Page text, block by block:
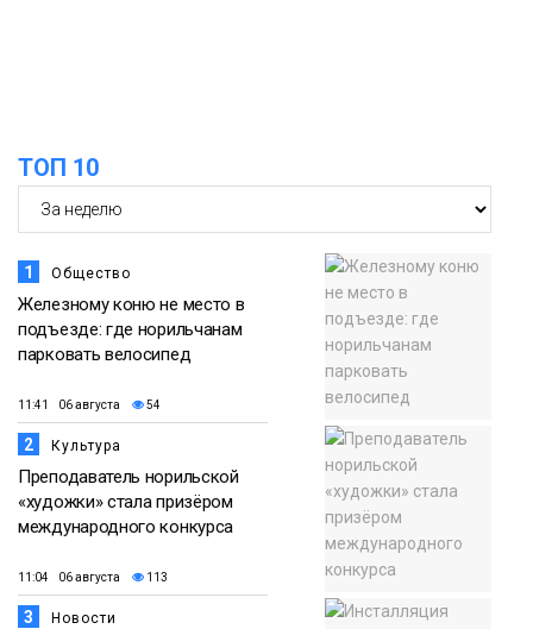
ТОП 10
1 Общество
Железному коню не место в
подъезде: где норильчанам
парковать велосипед
11:41 06 августа 54
2 Культура
Преподаватель норильской
«художки» стала призёром
международного конкурса
11:04 06 августа 113
3 Новости